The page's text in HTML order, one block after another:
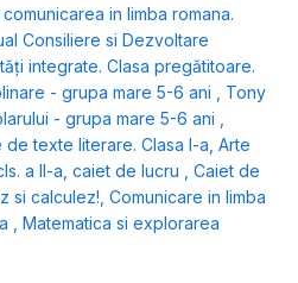
in limba romana.
Consiliere si Dezvoltare
integrate. Clasa pregătitoare.
- grupa mare 5-6 ani
Tony
- grupa mare 5-6 ani
texte literare. Clasa I-a Arte
a II-a, caiet de lucru
Caiet de
si calculez! Comunicare in limba
Matematica si explorarea